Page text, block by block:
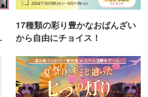
17種類の彩り豊かなおばんざい
から自由にチョイス！